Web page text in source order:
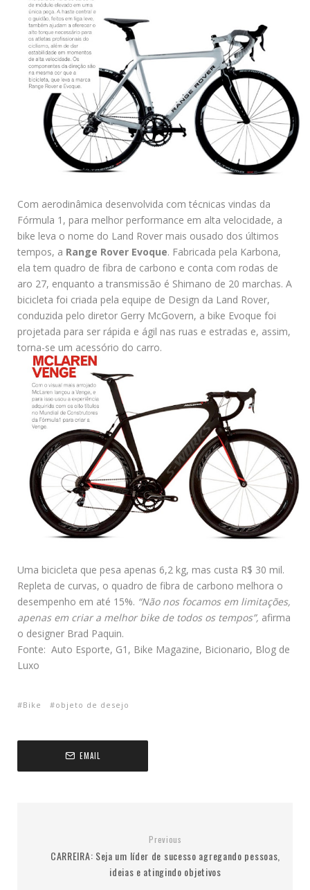
Com aerodinâmica desenvolvida com técnicas vindas da
Fórmula 1, para melhor performance em alta velocidade, a
bike leva o nome do Land Rover mais ousado dos últimos
tempos, a Range Rover Evoque. Fabricada pela Karbona,
ela tem quadro de fibra de carbono e conta com rodas de
aro 27, enquanto a transmissão é Shimano de 20 marchas. A
bicicleta foi criada pela equipe de Design da Land Rover,
conduzida pelo diretor Gerry McGovern, a bike Evoque foi
projetada para ser rápida e ágil nas ruas e estradas e, assim,
torna-se um acessório do carro.
Uma bicicleta que pesa apenas 6,2 kg, mas custa R$ 30 mil.
Repleta de curvas, o quadro de fibra de carbono melhora o
desempenho em até 15%. “Não nos focamos em limitações,
apenas em criar a melhor bike de todos os tempos”, afirma
o designer Brad Paquin.
Fonte: Auto Esporte, G1, Bike Magazine, Bicionario, Blog de
Luxo
Bike objeto de desejo
EMAIL
Previous
CARREIRA: Seja um líder de sucesso agregando pessoas,